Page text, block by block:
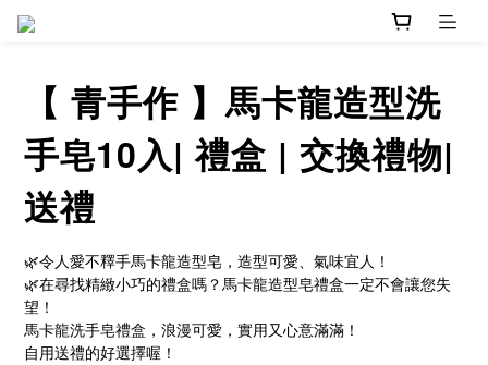
【 青手作 】馬卡龍造型洗
手皂10入| 禮盒 | 交換禮物|
送禮
🌿令人愛不釋手馬卡龍造型皂，造型可愛、氣味宜人！
🌿在尋找精緻小巧的禮盒嗎？馬卡龍造型皂禮盒一定不會讓您失
望！
馬卡龍洗手皂禮盒，浪漫可愛，實用又心意滿滿！
自用送禮的好選擇喔！